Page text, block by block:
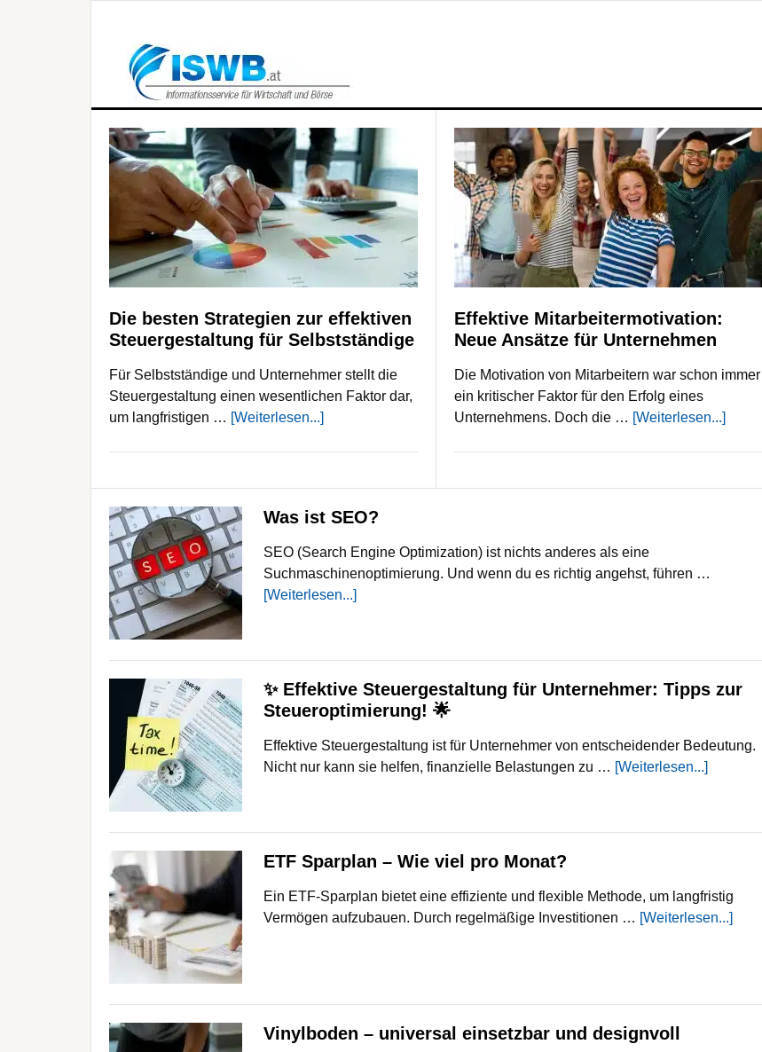
Die besten Strategien zur effektiven
Steuergestaltung für Selbstständige
Für Selbstständige und Unternehmer stellt die
Steuergestaltung einen wesentlichen Faktor dar,
um langfristigen … [Weiterlesen...]
Effektive Mitarbeitermotivation:
Neue Ansätze für Unternehmen
Die Motivation von Mitarbeitern war schon immer
ein kritischer Faktor für den Erfolg eines
Unternehmens. Doch die … [Weiterlesen...]
Was ist SEO?
SEO (Search Engine Optimization) ist nichts anderes als eine
Suchmaschinenoptimierung. Und wenn du es richtig angehst, führen …
[Weiterlesen...]
✨ Effektive Steuergestaltung für Unternehmer: Tipps zur
Steueroptimierung! 🌟
Effektive Steuergestaltung ist für Unternehmer von entscheidender Bedeutung.
Nicht nur kann sie helfen, finanzielle Belastungen zu … [Weiterlesen...]
ETF Sparplan – Wie viel pro Monat?
Ein ETF-Sparplan bietet eine effiziente und flexible Methode, um langfristig
Vermögen aufzubauen. Durch regelmäßige Investitionen … [Weiterlesen...]
Vinylboden – universal einsetzbar und designvoll